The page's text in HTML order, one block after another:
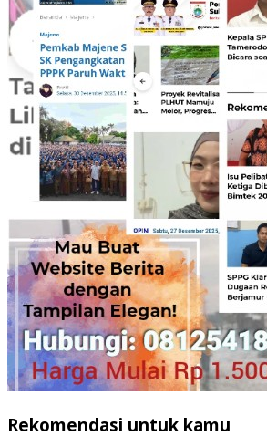
Rekomendasi untuk kamu